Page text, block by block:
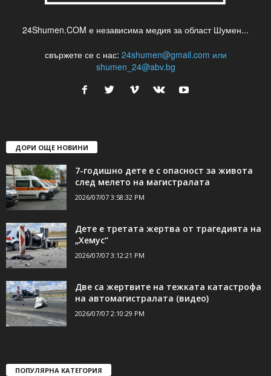
24Shumen.COM е независима медия за област Шумен...
свържете се с нас: 24shumen@gmail.com или
shumen_24@abv.bg
ДОРИ ОЩЕ НОВИНИ
7-годишно дете е с опасност за живота
след мелето на магистралата
2026/07/07 3:58:32 PM
Дете е третата жертва от трагедията на
„Хемус“
2026/07/07 3:12:21 PM
Две са жертвите на тежката катастрофа
на автомагистралата (видео)
2026/07/07 2:10:29 PM
ПОПУЛЯРНА КАТЕГОРИЯ